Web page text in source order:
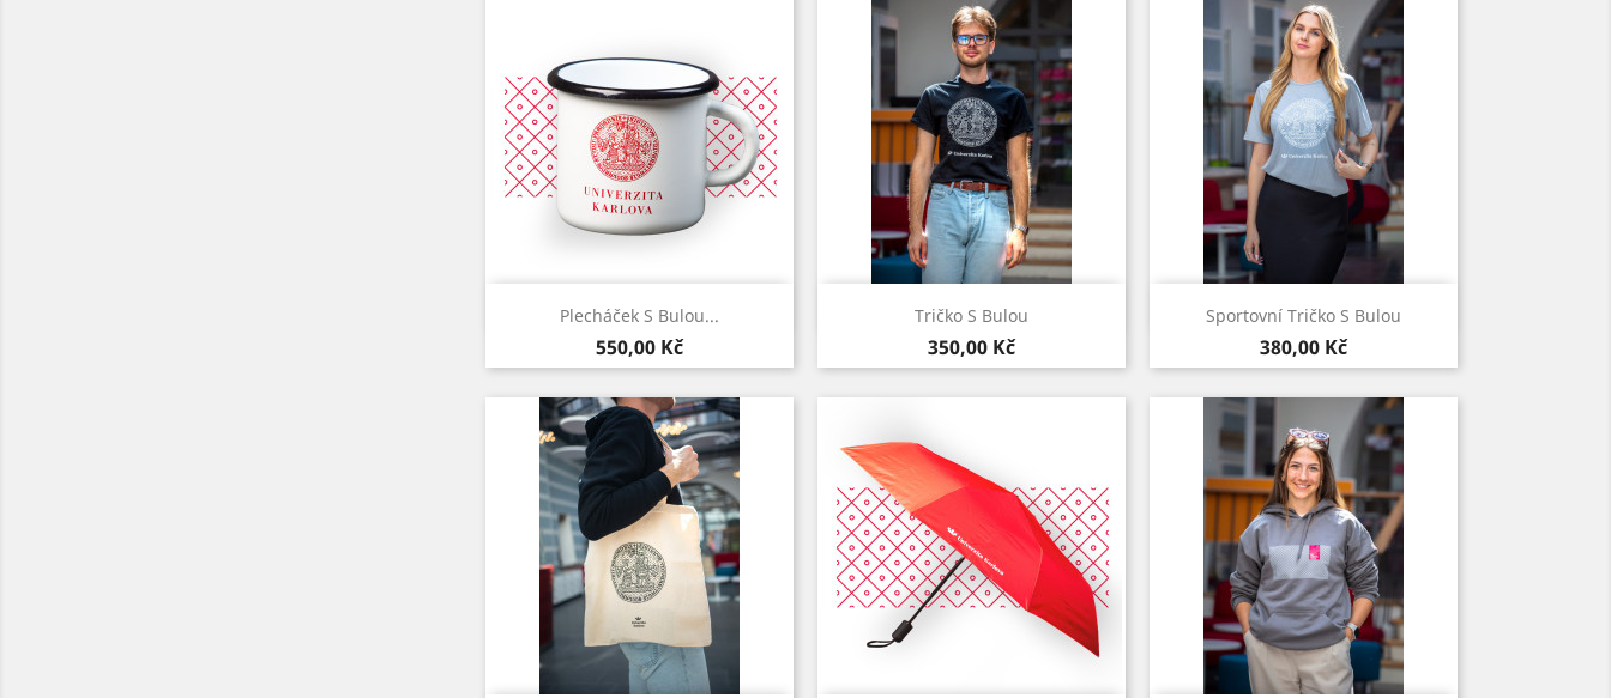
Plecháček S Bulou...
Cena
550,00 Kč
Rychlý náhled
Bílá Černá
Tričko S Bulou
Cena
350,00 Kč
Rychlý náhled
Šedá Kardinálská
červeň
Sportovní Tričko S Bulou
Cena
380,00 Kč
Rychlý náhled
Šedá Kardinálská
červeň